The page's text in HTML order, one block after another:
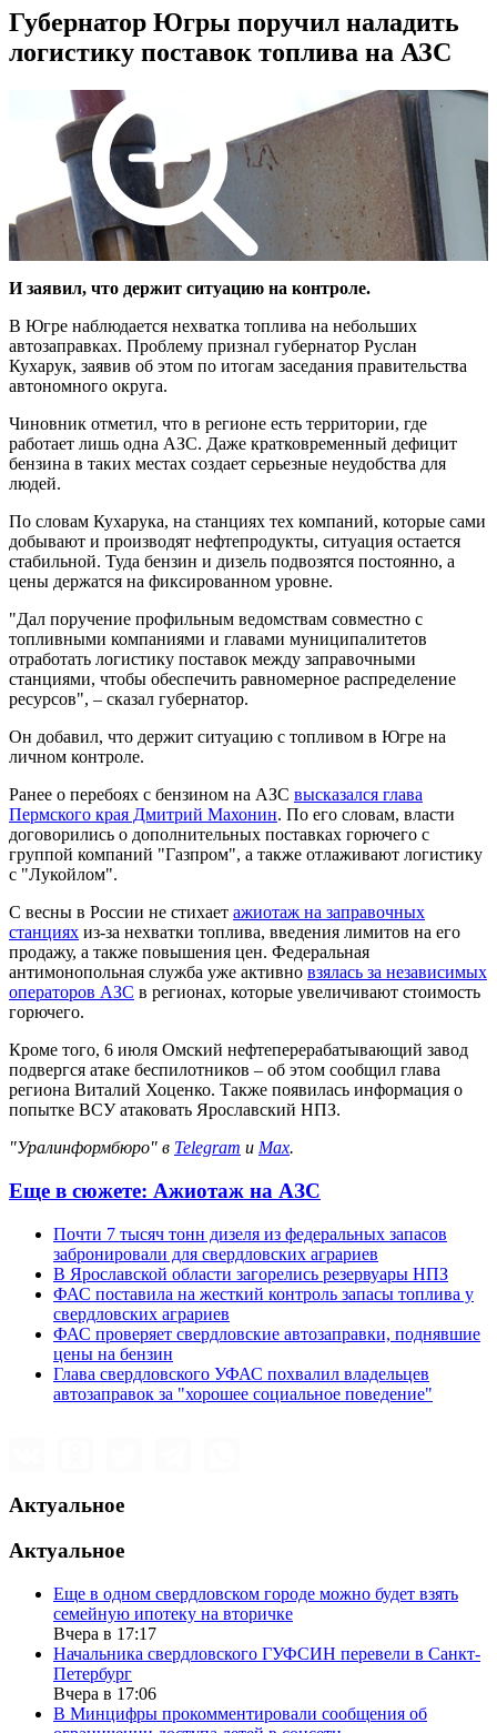
Губернатор Югры поручил наладить
логистику поставок топлива на АЗС
И заявил, что держит ситуацию на контроле.
В Югре наблюдается нехватка топлива на небольших
автозаправках. Проблему признал губернатор Руслан
Кухарук, заявив об этом по итогам заседания правительства
автономного округа.
Чиновник отметил, что в регионе есть территории, где
работает лишь одна АЗС. Даже кратковременный дефицит
бензина в таких местах создает серьезные неудобства для
людей.
По словам Кухарука, на станциях тех компаний, которые сами
добывают и производят нефтепродукты, ситуация остается
стабильной. Туда бензин и дизель подвозятся постоянно, а
цены держатся на фиксированном уровне.
"Дал поручение профильным ведомствам совместно с
топливными компаниями и главами муниципалитетов
отработать логистику поставок между заправочными
станциями, чтобы обеспечить равномерное распределение
ресурсов", – сказал губернатор.
Он добавил, что держит ситуацию с топливом в Югре на
личном контроле.
Ранее о перебоях с бензином на АЗС высказался глава
Пермского края Дмитрий Махонин. По его словам, власти
договорились о дополнительных поставках горючего с
группой компаний "Газпром", а также отлаживают логистику
с "Лукойлом".
С весны в России не стихает ажиотаж на заправочных
станциях из-за нехватки топлива, введения лимитов на его
продажу, а также повышения цен. Федеральная
антимонопольная служба уже активно взялась за независимых
операторов АЗС в регионах, которые увеличивают стоимость
горючего.
Кроме того, 6 июля Омский нефтеперерабатывающий завод
подвергся атаке беспилотников – об этом сообщил глава
региона Виталий Хоценко. Также появилась информация о
попытке ВСУ атаковать Ярославский НПЗ.
"Уралинформбюро" в Telegram и Max.
Еще в сюжете: Ажиотаж на АЗС
Почти 7 тысяч тонн дизеля из федеральных запасов
забронировали для свердловских аграриев
В Ярославской области загорелись резервуары НПЗ
ФАС поставила на жесткий контроль запасы топлива у
свердловских аграриев
ФАС проверяет свердловские автозаправки, поднявшие
цены на бензин
Глава свердловского УФАС похвалил владельцев
автозаправок за "хорошее социальное поведение"
Актуальное
Актуальное
Еще в одном свердловском городе можно будет взять
семейную ипотеку на вторичке
Вчера в 17:17
Начальника свердловского ГУФСИН перевели в Санкт-
Петербург
Вчера в 17:06
В Минцифры прокомментировали сообщения об